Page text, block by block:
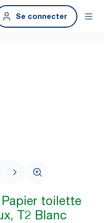
Se connecter
toilette
T2 Blanc